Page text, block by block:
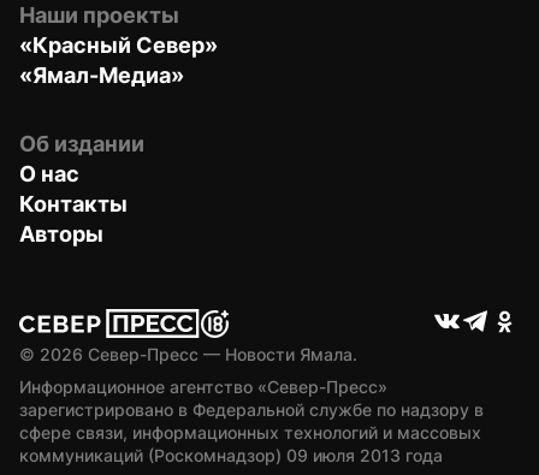
Наши проекты
«Красный Север»
«Ямал-Медиа»
Об издании
О нас
Контакты
Авторы
© 2026 Север-Пресс — Новости Ямала.
Информационное агентство «Север-Пресс»
зарегистрировано в Федеральной службе по надзору в
сфере связи, информационных технологий и массовых
коммуникаций (Роскомнадзор) 09 июля 2013 года